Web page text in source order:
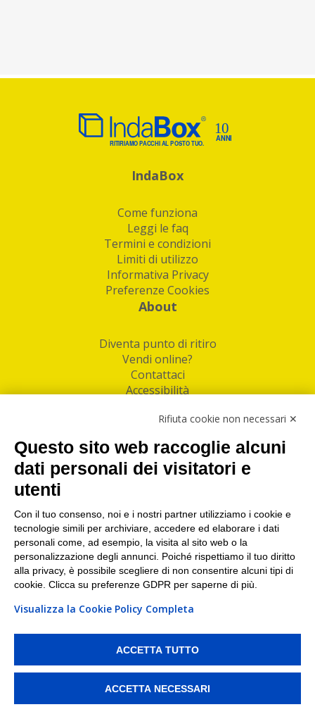
IndaBox
Come funziona
Leggi le faq
Termini e condizioni
Limiti di utilizzo
Informativa Privacy
Preferenze Cookies
About
Diventa punto di ritiro
Vendi online?
Contattaci
Accessibilità
Facebook
Linkedin
I nostri punti di ritiro e spedizione pacchi nelle
maggiori città italiane
Torino|Milano|Roma|Bologna|Firenze| Genova
Napoli|Varese
PI/CF/N°Iscr.: 10821360012 | REA: RM 1494760 | Cap.Soc.: 50.000€ |
Whistleblowing|Privacy |Preferenze Cookies
ritirare i tuoi acquisti online e spedire i tuoi pacchi.
Rifiuta cookie non necessari ✕
Questo sito web raccoglie alcuni
dati personali dei visitatori e
utenti
Con il tuo consenso, noi e i nostri partner utilizziamo i cookie e
tecnologie simili per archiviare, accedere ed elaborare i dati
personali come, ad esempio, la visita al sito web o la
personalizzazione degli annunci. Poiché rispettiamo il tuo diritto
alla privacy, è possibile scegliere di non consentire alcuni tipi di
cookie. Clicca su preferenze GDPR per saperne di più.
Visualizza la Cookie Policy Completa
ACCETTA TUTTO
ACCETTA NECESSARI